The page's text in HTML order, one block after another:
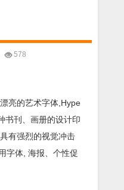
578
亮的艺术字体,Hype
书刊、画册的设计印
有强烈的视觉冲击
字体, 海报、个性促